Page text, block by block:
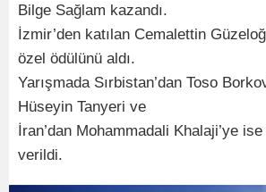
Bilge Sağlam kazandı.
İzmir’den katılan Cemalettin
özel ödülünü aldı.
Yarışmada Sırbistan’dan Toso
Hüseyin Tanyeri ve
İran’dan Mohammadali Khalaji’ye
verildi.